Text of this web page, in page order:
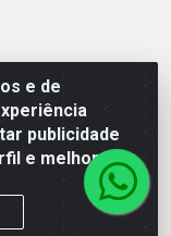
e de
publicidade
e melhorar a
4585 – São
000 - CNPJ